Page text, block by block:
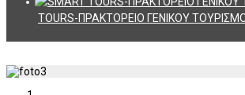
TOURS-ΠΡΑΚΤΟΡΕΙΟ ΓΕΝΙΚΟΥ